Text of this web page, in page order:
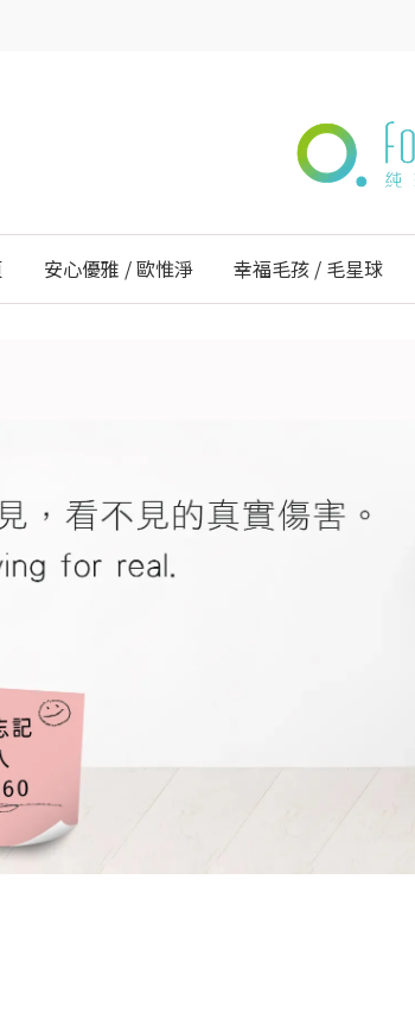
安心優雅 / 歐惟淨 幸福毛孩 / 毛星球